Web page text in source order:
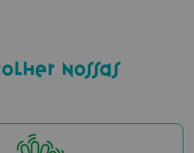
nossas